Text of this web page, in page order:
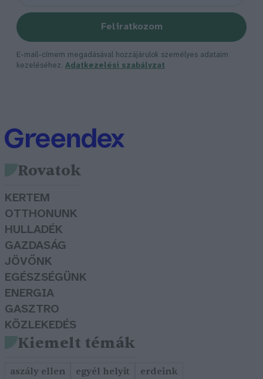
Feliratkozom
E-mail-címem megadásával hozzájárulok személyes adataim
kezeléséhez. Adatkezelési szabályzat
Rovatok
KERTEM
OTTHONUNK
HULLADÉK
GAZDASÁG
JÖVŐNK
EGÉSZSÉGÜNK
ENERGIA
GASZTRO
KÖZLEKEDÉS
Kiemelt témák
aszály ellen egyél helyit erdeink